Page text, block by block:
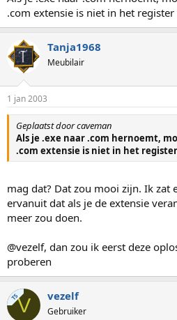
.com extensie is niet in het
Tanja1968
Meubilair
1 jan 2003
Geplaatst door caveman
Als je .exe naar .com hernoemt,
.com extensie is niet in het
mag dat? Dat zou mooi zijn. Ik zat
ervanuit dat als je de extensie
meer zou doen.
@vezelf, dan zou ik eerst deze
proberen
TSV vezelf
Gebruiker